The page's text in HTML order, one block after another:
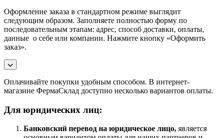
Оформление заказа в стандартном режиме выглядит
следующим образом. Заполняете полностью форму по
последовательным этапам: адрес, способ доставки, оплаты,
данные о себе или компании. Нажмите кнопку «Оформить
заказ».
Оплачивайте покупки удобным способом. В интернет-
магазине ФермаСклад доступно несколько вариантов оплаты.
Для юридических лиц:
Банковский перевод на юридическое лицо, является